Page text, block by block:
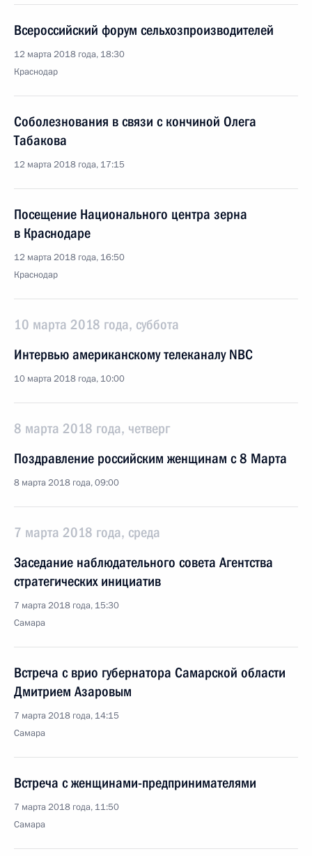
Всероссийский форум сельхозпроизводителей
12 марта 2018 года, 18:30
Краснодар
Соболезнования в связи с кончиной Олега
Табакова
12 марта 2018 года, 17:15
Посещение Национального центра зерна
в Краснодаре
12 марта 2018 года, 16:50
Краснодар
10 марта 2018 года, суббота
Интервью американскому телеканалу NBC
10 марта 2018 года, 10:00
8 марта 2018 года, четверг
Поздравление российским женщинам с 8 Марта
8 марта 2018 года, 09:00
7 марта 2018 года, среда
Заседание наблюдательного совета Агентства
стратегических инициатив
7 марта 2018 года, 15:30
Самара
Встреча с врио губернатора Самарской области
Дмитрием Азаровым
7 марта 2018 года, 14:15
Самара
Встреча с женщинами-предпринимателями
7 марта 2018 года, 11:50
Самара